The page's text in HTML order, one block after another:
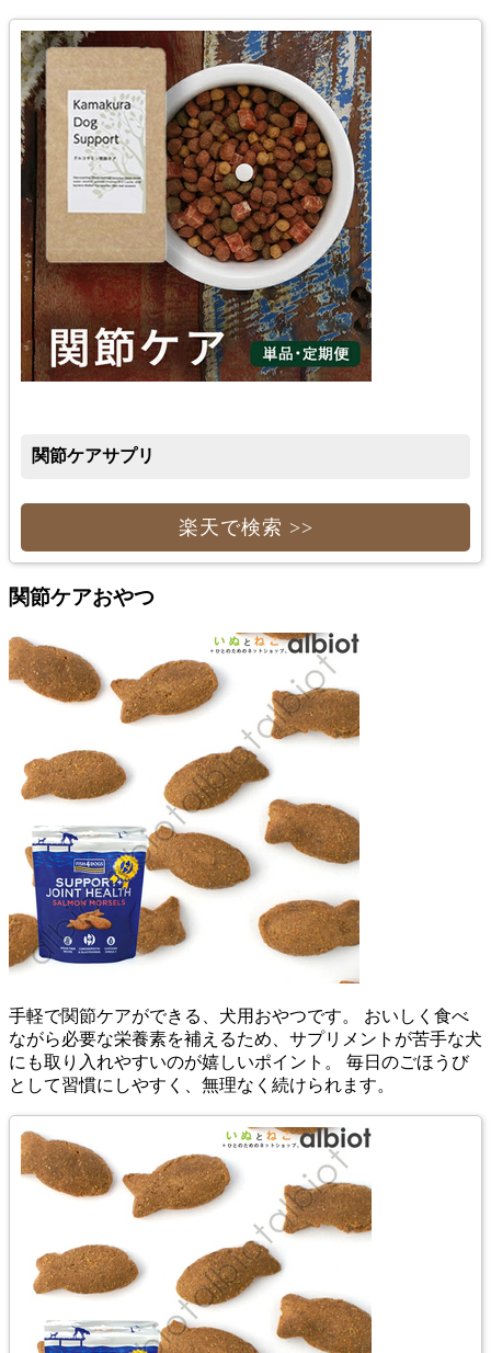
関節ケアサプリ
楽天で検索 >>
関節ケアおやつ
手軽で関節ケアができる、犬用おやつです。 おいしく食べ
ながら必要な栄養素を補えるため、サプリメントが苦手な犬
にも取り入れやすいのが嬉しいポイント。 毎日のごほうび
として習慣にしやすく、無理なく続けられます。